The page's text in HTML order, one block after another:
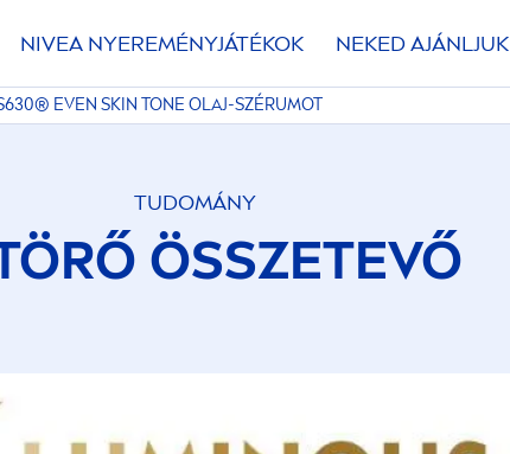
NIVEA NYEREMÉNYJÁTÉKOK NEKED AJÁNLJUK
630® EVEN SKIN TONE OLAJ-SZÉRUMOT
TUDOMÁNY
ÖSSZETEVŐ